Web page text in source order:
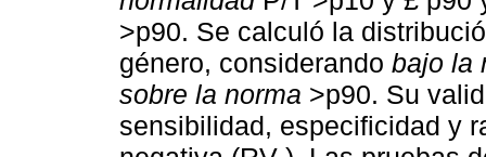
>p90. Se calculó la
género, considerando bajo la
sobre la norma >p90. Su
sensibilidad, especificidad y